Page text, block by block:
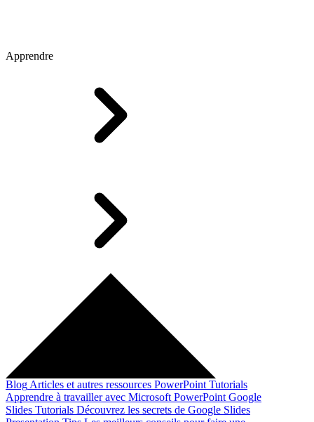
Apprendre
Blog Articles et autres ressources PowerPoint Tutorials
Apprendre à travailler avec Microsoft PowerPoint Google
Slides Tutorials Découvrez les secrets de Google Slides